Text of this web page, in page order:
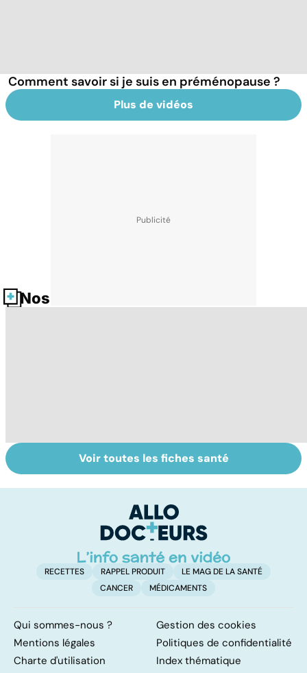
Comment savoir si je suis en préménopause ?
Plus de vidéos
Nos fiches santé
Dérèglement
hormonal : et si
Tout savoir sur
les infections
Voir toutes les fiches santé
RECETTES RAPPEL PRODUIT
LE MAG DE LA SANTÉ
CANCER
MÉDICAMENTS
Qui sommes-nous ?
Gestion des cookies
Mentions légales
Politiques de confidentialité
Charte d'utilisation
Index thématique